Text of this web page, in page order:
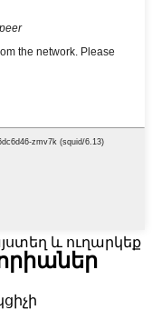
և ուղարկեք